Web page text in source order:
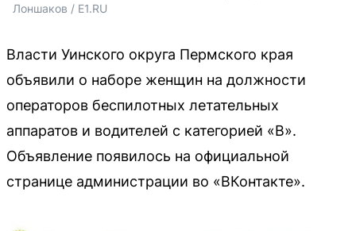
Лоншаков / E1.RU
Власти Уинского округа Пермского края
объявили о наборе женщин на должности
операторов беспилотных летательных
аппаратов и водителей с категорией «B».
Объявление появилось на официальной
странице администрации во «ВКонтакте».